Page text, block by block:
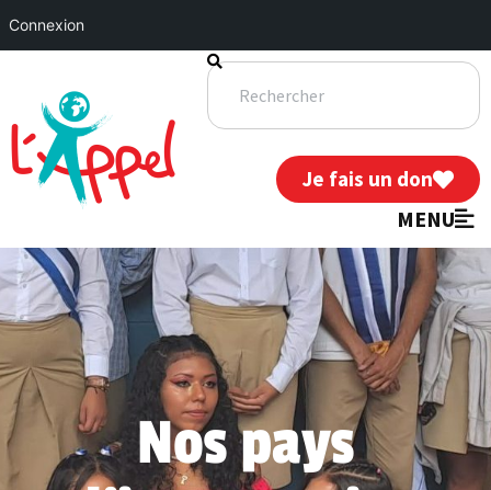
Je fais un don
MENU
Nos pays
Connexion